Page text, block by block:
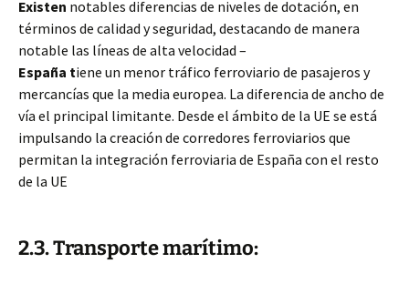
Existen notables diferencias de niveles de dotación, en
términos de calidad y seguridad, destacando de manera
notable las líneas de alta velocidad –
España tiene un menor tráfico ferroviario de pasajeros y
mercancías que la media europea. La diferencia de ancho de
vía el principal limitante. Desde el ámbito de la UE se está
impulsando la creación de corredores ferroviarios que
permitan la integración ferroviaria de España con el resto
de la UE
2.3. Transporte marítimo: